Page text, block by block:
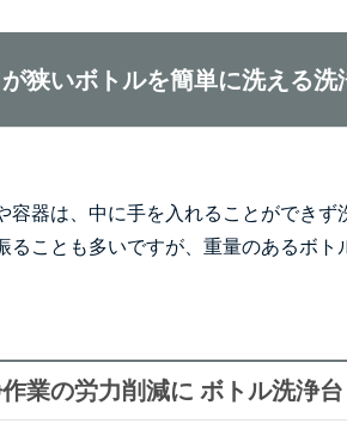
が狭いボトルを簡単に洗える洗
容器は、中に手を入れることができず
ることも多いですが、重量のあるボト
業の労力削減に ボトル洗浄台